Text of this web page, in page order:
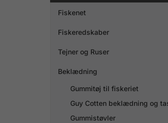
Fiskenet
Fiskeredskaber
Tejner og Ruser
Beklædning
Gummitøj til fiskeriet
Guy Cotten beklædning og
Gummistøvler